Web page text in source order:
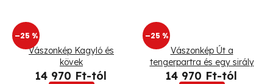
–25 %
Vászonkép Kagyló és
kövek
14 970 Ft-tól
–25 %
Vászonkép Út a
tengerpartra és egy sirály
14 970 Ft-tól